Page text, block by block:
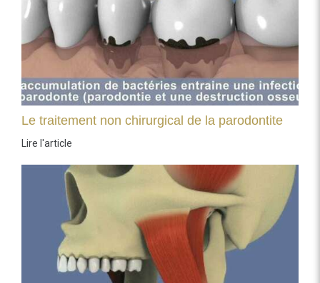
Le traitement non chirurgical de la parodontite
Lire l'article